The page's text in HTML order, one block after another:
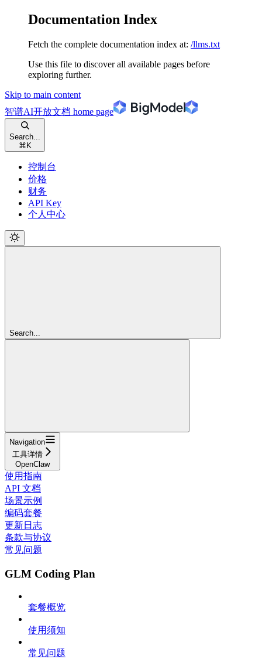
Documentation Index
Fetch the complete documentation index at: /llms.txt
Use this file to discover all available pages before
exploring further.
Skip to main content
智谱AI开放文档 home page
Search...
⌘ K
控制台
价格
财务
API Key
个人中心
Search...
Navigation
工具详情
OpenClaw
使用指南
API 文档
场景示例
编码套餐
更新日志
条款与协议
常见问题
GLM Coding Plan
套餐概览
使用须知
常见问题